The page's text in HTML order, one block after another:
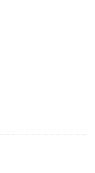
Stupului 380g.